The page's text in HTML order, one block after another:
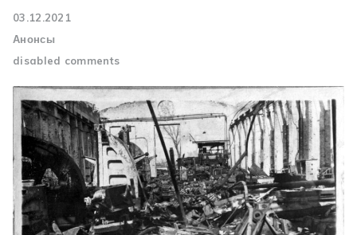
03.12.2021
Анонсы
disabled comments